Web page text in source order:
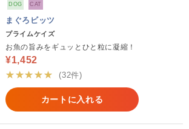
DOG CAT
まぐろビッツ
プライムケイズ
お魚の旨みをギュッとひと粒に凝縮！
¥1,452
★★★★★
(32件)
カートに入れる